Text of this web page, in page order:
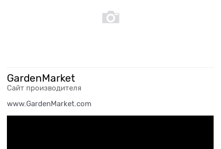
GardenMarket
Сайт производителя
www.GardenMarket.com